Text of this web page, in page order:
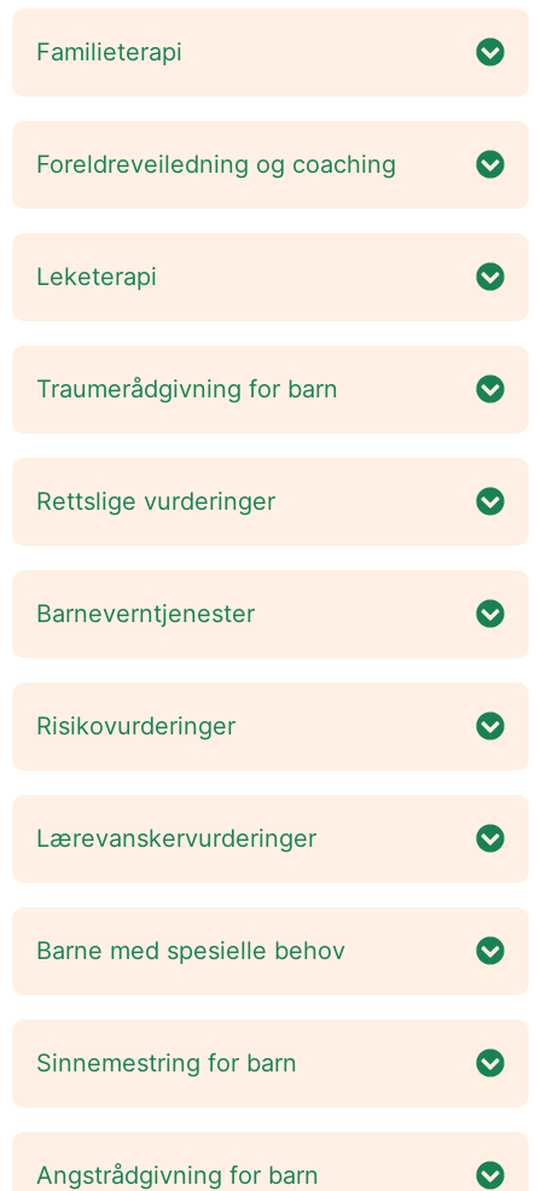
Familieterapi
Foreldreveiledning og coaching
Leketerapi
Traumerådgivning for barn
Rettslige vurderinger
Barneverntjenester
Risikovurderinger
Lærevanskervurderinger
Barne med spesielle behov
Sinnemestring for barn
Angstrådgivning for barn